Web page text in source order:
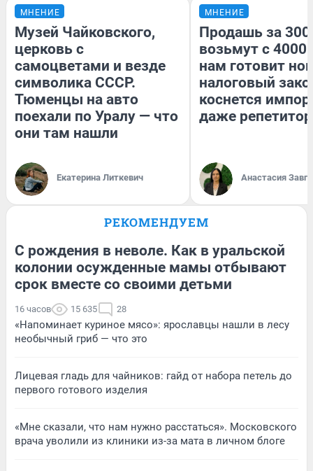
МНЕНИЕ
Музей Чайковского,
церковь с
самоцветами и везде
символика СССР.
Тюменцы на авто
поехали по Уралу — что
они там нашли
Екатерина Литкевич
МНЕНИЕ
Продашь за
возьмут с
нам готовит
налоговый
коснется
даже
Анастасия
РЕКОМЕНДУЕМ
С рождения в неволе. Как в уральской
колонии осужденные мамы отбывают
срок вместе со своими детьми
16 часов 15 635 28
«Напоминает куриное мясо»: ярославцы нашли в лесу
необычный гриб — что это
Лицевая гладь для чайников: гайд от набора петель до
первого готового изделия
«Мне сказали, что нам нужно расстаться». Московского
врача уволили из клиники из-за мата в личном блоге